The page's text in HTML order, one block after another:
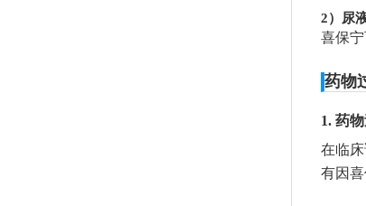
2）尿
喜保
药物
1. 药
在临
有因喜